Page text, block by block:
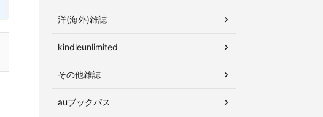
洋(海外)雑誌
kindleunlimited
その他雑誌
auブックパス